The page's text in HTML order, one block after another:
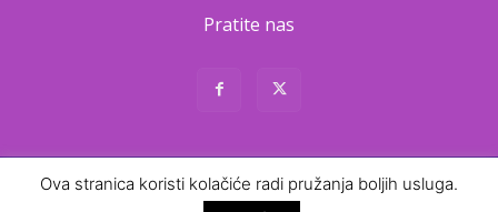
Pratite nas
About Contact
Ova stranica koristi kolačiće radi pružanja boljih usluga.